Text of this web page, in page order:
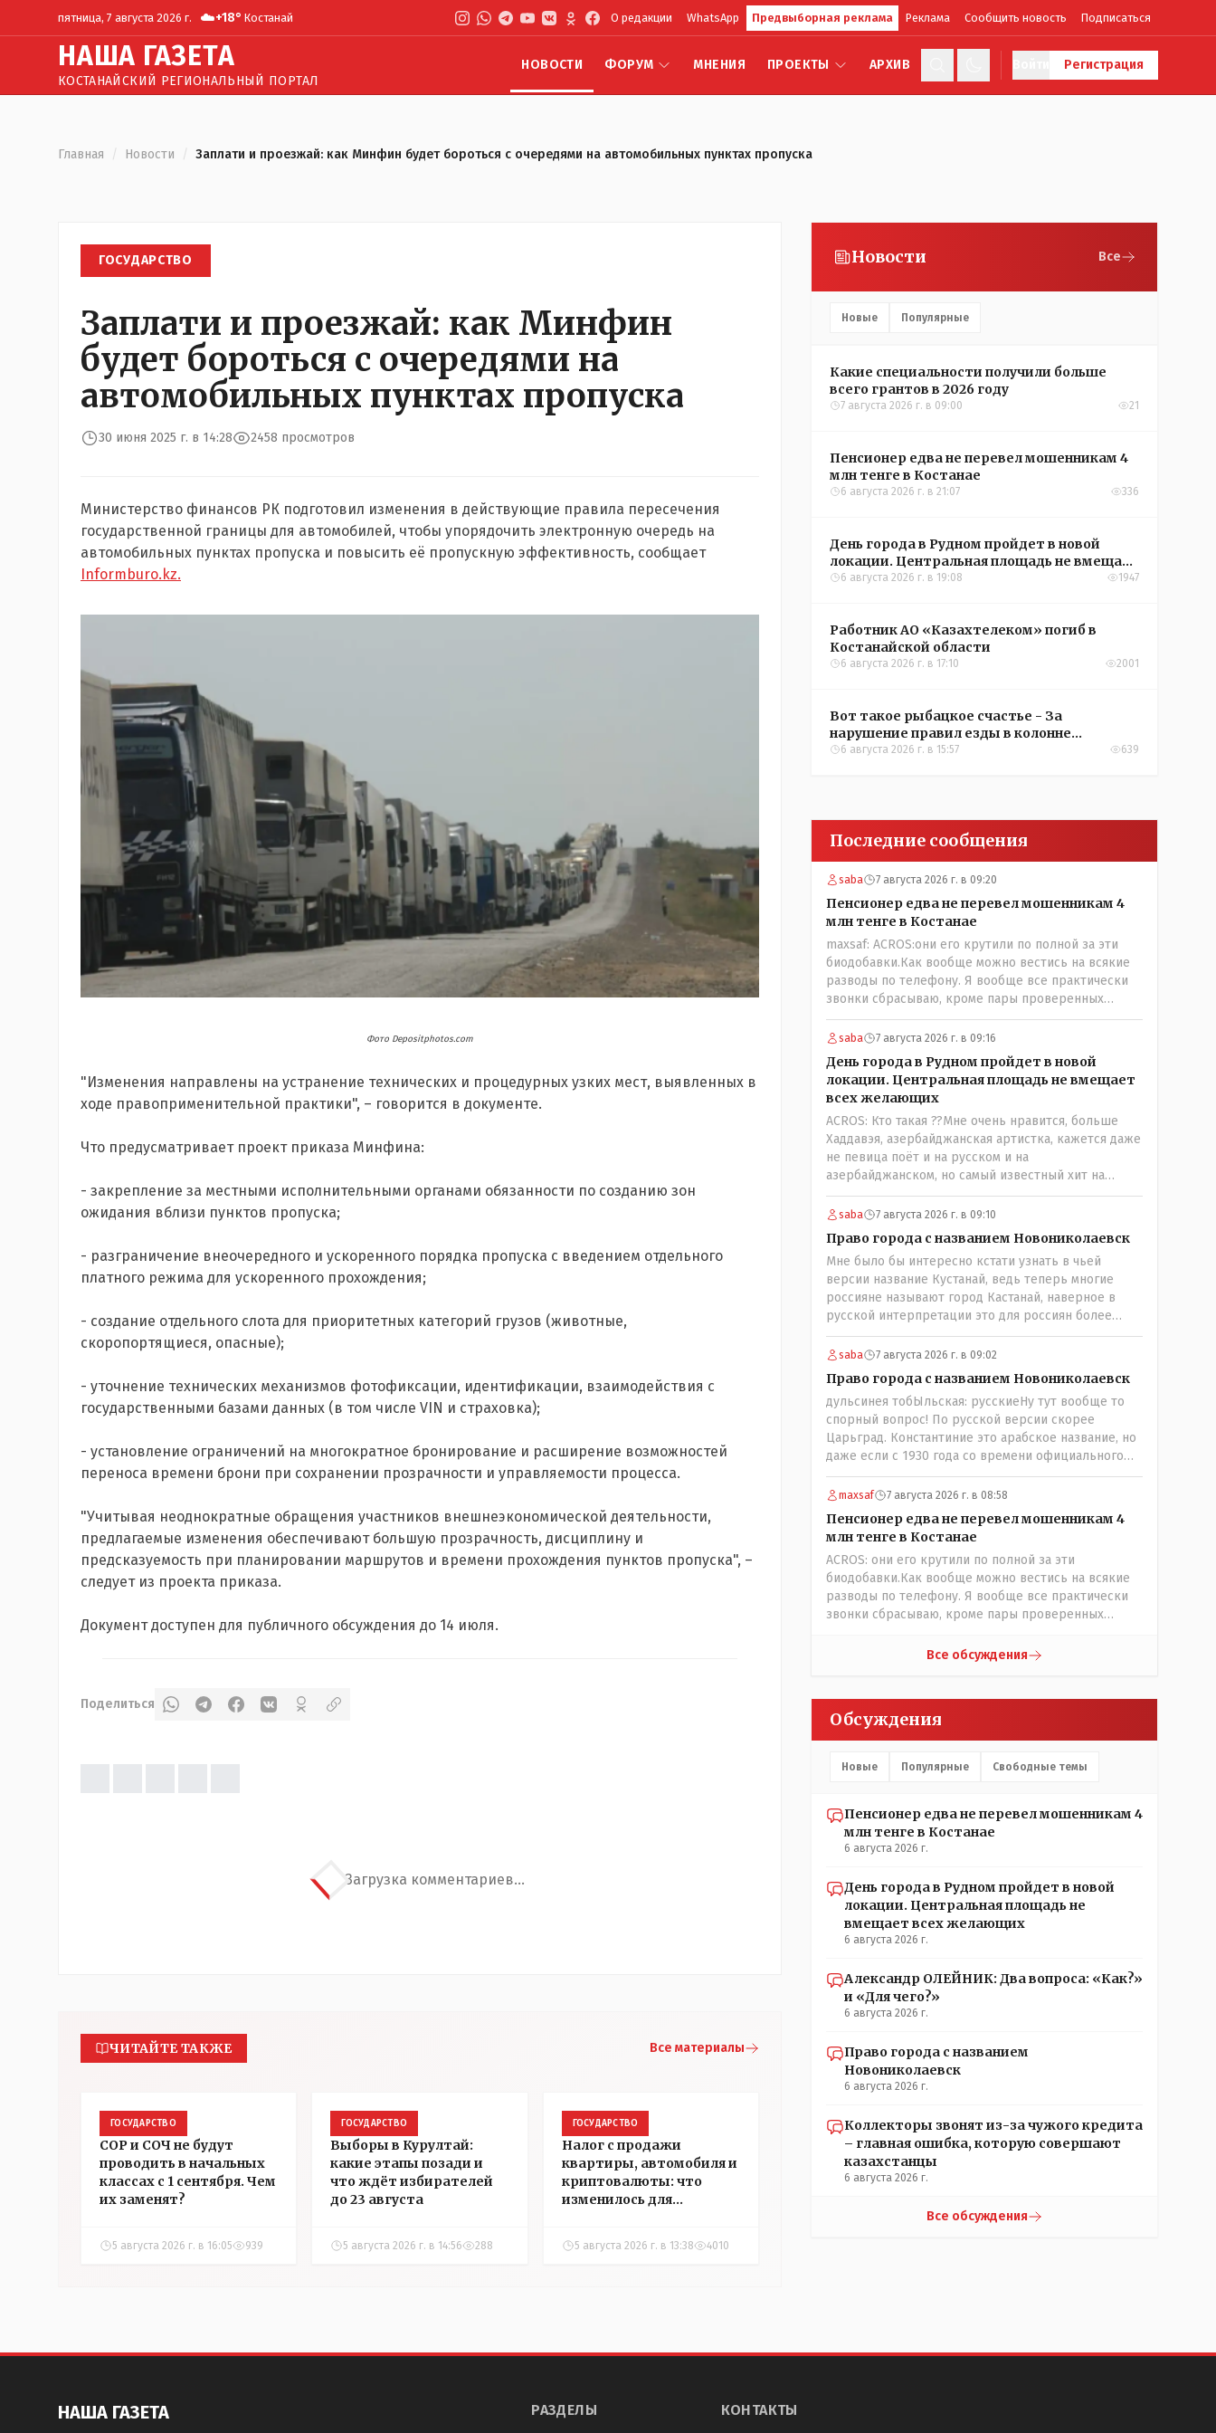
пятница, 7 августа 2026 г. ☁️+18° Костанай О редакции WhatsApp Предвыборная реклама Реклама Сообщить новость Подписаться
НАША ГАЗЕТА
КОСТАНАЙСКИЙ РЕГИОНАЛЬНЫЙ ПОРТАЛ
НОВОСТИ ФОРУМ МНЕНИЯ ПРОЕКТЫ АРХИВ Регистрация
Главная / Новости / Заплати и проезжай: как Минфин будет бороться с очередями на автомобильных пунктах пропуска
ГОСУДАРСТВО
Заплати и проезжай: как Минфин
будет бороться с очередями на
автомобильных пунктах пропуска
30 июня 2025 г. в 14:28 2458 просмотров
Министерство финансов РК подготовил изменения в действующие правила пересечения
государственной границы для автомобилей, чтобы упорядочить электронную очередь на
автомобильных пунктах пропуска и повысить её пропускную эффективность, сообщает
Informburo.kz.
Фото Depositphotos.com
"Изменения направлены на устранение технических и процедурных узких мест, выявленных в
ходе правоприменительной практики", – говорится в документе.
Что предусматривает проект приказа Минфина:
- закрепление за местными исполнительными органами обязанности по созданию зон
ожидания вблизи пунктов пропуска;
- разграничение внеочередного и ускоренного порядка пропуска с введением отдельного
платного режима для ускоренного прохождения;
- создание отдельного слота для приоритетных категорий грузов (животные,
скоропортящиеся, опасные);
- уточнение технических механизмов фотофиксации, идентификации, взаимодействия с
государственными базами данных (в том числе VIN и страховка);
- установление ограничений на многократное бронирование и расширение возможностей
переноса времени брони при сохранении прозрачности и управляемости процесса.
"Учитывая неоднократные обращения участников внешнеэкономической деятельности,
предлагаемые изменения обеспечивают большую прозрачность, дисциплину и
предсказуемость при планировании маршрутов и времени прохождения пунктов пропуска", –
следует из проекта приказа.
Документ доступен для публичного обсуждения до 14 июля.
Поделиться
Загрузка комментариев...
ЧИТАЙТЕ ТАКЖЕ Все материалы
ГОСУДАРСТВО
СОР и СОЧ не будут
проводить в начальных
классах с 1 сентября. Чем
их заменят?
5 августа 2026 г. в 16:05 939
ГОСУДАРСТВО
Выборы в Курултай:
какие этапы позади и
что ждёт избирателей
до 23 августа
5 августа 2026 г. в 14:56 288
ГОСУДАРСТВО
Налог с продажи
квартиры, автомобиля и
криптовалюты: что
изменилось для
5 августа 2026 г. в 13:38 4010
Новости Все
Новые Популярные
Какие специальности получили больше
всего грантов в 2026 году
7 августа 2026 г. в 09:00 21
Пенсионер едва не перевел мошенникам 4
млн тенге в Костанае
6 августа 2026 г. в 21:07 336
День города в Рудном пройдет в новой
локации. Центральная площадь не вмещает
всех желающих
6 августа 2026 г. в 19:08 1947
Работник АО «Казахтелеком» погиб в
Костанайской области
6 августа 2026 г. в 17:10 2001
Вот такое рыбацкое счастье - За
нарушение правил езды в колонне
оштрафовали участников соревнований в
6 августа 2026 г. в 15:57 639
Последние сообщения
saba 7 августа 2026 г. в 09:20
Пенсионер едва не перевел мошенникам 4
млн тенге в Костанае
maxsaf: ACROS:они его крутили по полной за эти
биодобавки.Как вообще можно вестись на всякие
разводы по телефону. Я вообще все практически
звонки сбрасываю, кроме пары проверенных
контактов. Один раз мне мой банк позвонил, не
мошенники. Я приехал туда, в банк, нашел того, кто
мне звонил, притащил к главному менеджеру и
обоим сказал: ещё один такой звонок, без разницы,
какая причина, и я счета свои у вас позакрываю.
Остальные входящие сразу в бан, по умолчанию для
меня любой входящий - Скам, пока не доказано
обратное - Zero trust. Все созвоны - только на
верифицируемые номера.Всё верно, я тоже так
поступаю,но увы любопытство ещё никто не
отменял! Я уже давно всё объяснил жене, но она
все равно меня допрашивает:" Кто звонил? От кого
скрываешься? Почему сбросил?"
saba 7 августа 2026 г. в 09:16
День города в Рудном пройдет в новой
локации. Центральная площадь не вмещает
всех желающих
ACROS: Кто такая ??Мне очень нравится, больше
Хаддавэя, азербайджанская артистка, кажется даже
не певица поёт и на русском и на
азербайджанском, но самый известный хит на
турецком. У неё очень необычный низкий тембр
голоса!
saba 7 августа 2026 г. в 09:10
Право города с названием Новониколаевск
Мне было бы интересно кстати узнать в чьей
версии название Кустанай, ведь теперь многие
россияне называют город Кастанай, наверное в
русской интерпретации это для россиян более
удобно? Просто в чисто познавательных целях
может кто из лингвистов или краеведов может
saba 7 августа 2026 г. в 09:02
Право города с названием Новониколаевск
дульсинея тобЫльская: русскиеНу тут вообще то
спорный вопрос! По русской версии скорее
Царьград. Константиние это арабское название, но
даже если с 1930 года со времени официального
переименования брать что можно назвать
историческим названием города? С 1930 уже тоже
поколений ! Это просто краеведческий факт и не
более того!
maxsaf 7 августа 2026 г. в 08:58
Пенсионер едва не перевел мошенникам 4
млн тенге в Костанае
ACROS: они его крутили по полной за эти
биодобавки.Как вообще можно вестись на всякие
разводы по телефону. Я вообще все практически
звонки сбрасываю, кроме пары проверенных
мошенники. Я приехал туда, в банк, нашел того, кто
Остальные входящие сразу в бан, по умолчанию для
меня любой входящий - Скам, пока не доказано
обратное - Zero trust. Все созвоны - только на
верифицируемые номера.
Все обсуждения
Обсуждения
Новые Популярные Свободные темы
Пенсионер едва не перевел мошенникам 4
млн тенге в Костанае
6 августа 2026 г.
День города в Рудном пройдет в новой
локации. Центральная площадь не
вмещает всех желающих
6 августа 2026 г.
Александр ОЛЕЙНИК: Два вопроса: «Как?»
и «Для чего?»
6 августа 2026 г.
Право города с названием
Новониколаевск
6 августа 2026 г.
Коллекторы звонят из-за чужого кредита
– главная ошибка, которую совершают
казахстанцы
6 августа 2026 г.
Все обсуждения
НАША ГАЗЕТА РАЗДЕЛЫ КОНТАКТЫ